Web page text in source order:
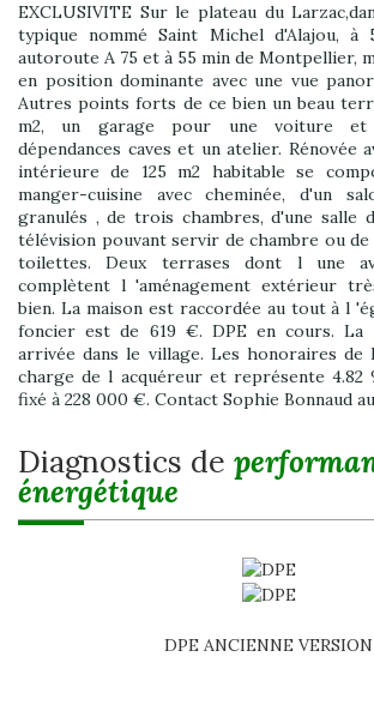
EXCLUSIVITE Sur le plateau du
typique nommé Saint Michel d'Alajou,
autoroute A 75 et à 55 min de Montpellier,
en position dominante avec une vue
Autres points forts de ce bien un beau
m2, un garage pour une voiture et
dépendances caves et un atelier. Rénovée
intérieure de 125 m2 habitable se
manger-cuisine avec cheminée, d'un
granulés , de trois chambres, d'une salle
télévision pouvant servir de chambre ou de
toilettes. Deux terrases dont l une
complètent l 'aménagement extérieur
bien. La maison est raccordée au tout à l
foncier est de 619 €. DPE en cours.
arrivée dans le village. Les honoraires de
charge de l acquéreur et représente 4.82
fixé à 228 000 €. Contact Sophie Bonnaud au
diagnostics de
énergétique
DPE ANCIENNE VERSION